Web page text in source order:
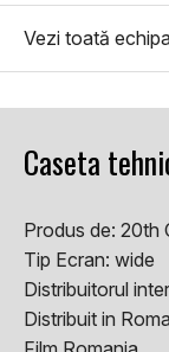
Vezi toată
Caseta
Produs de: 20th
Tip Ecran: wide
Distribuitorul
Distribuit in